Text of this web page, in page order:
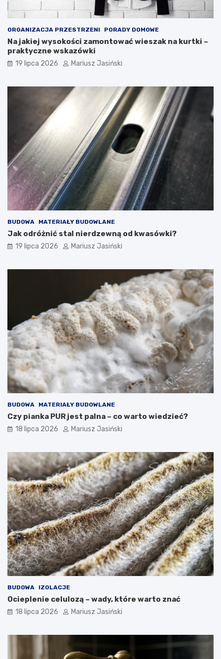
ORGANIZACJA PRZESTRZENI PORADY DOMOWE
Na jakiej wysokości zamontować wieszak na kurtki –
praktyczne wskazówki
19 lipca 2026 Mariusz Jasiński
BUDOWA MATERIAŁY BUDOWLANE
Jak odróżnić stal nierdzewną od kwasówki?
19 lipca 2026 Mariusz Jasiński
BUDOWA MATERIAŁY BUDOWLANE
Czy pianka PUR jest palna – co warto wiedzieć?
18 lipca 2026 Mariusz Jasiński
BUDOWA IZOLACJE
Ocieplenie celulozą – wady, które warto znać
18 lipca 2026 Mariusz Jasiński